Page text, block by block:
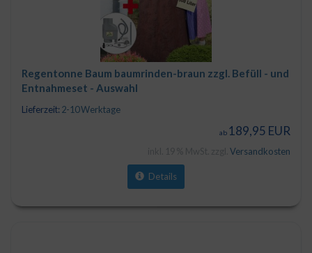
Regentonne Baum baumrinden-braun zzgl. Befüll - und
Entnahmeset - Auswahl
Lieferzeit: 2-10 Werktage
ab 189,95 EUR
Versandkosten
Details